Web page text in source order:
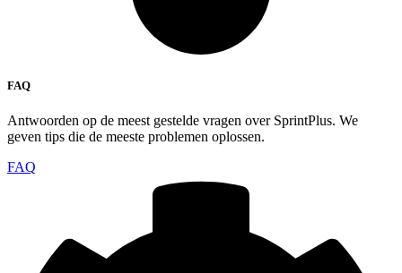
FAQ
Antwoorden op de meest gestelde vragen over SprintPlus. We
geven tips die de meeste problemen oplossen.
FAQ